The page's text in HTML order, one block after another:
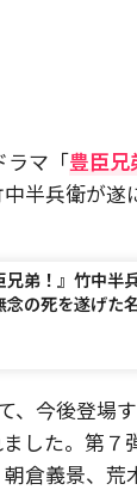
ラマ「豊臣兄
半兵衛が遂
兄弟！』竹中半
念の死を遂げた
、今後登場
した。第７
倉義景、荒